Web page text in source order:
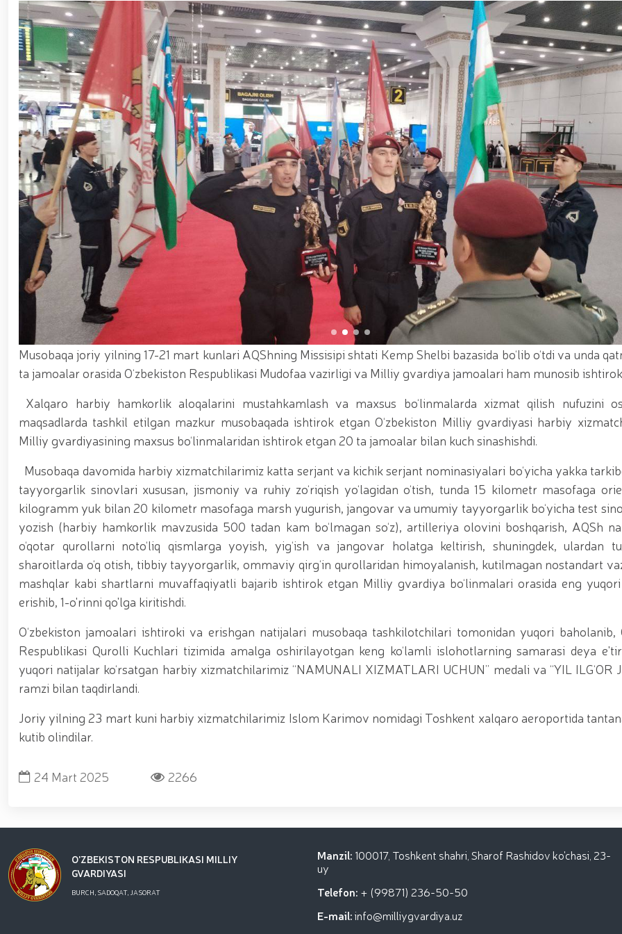
ishchi guruhining yoshlar bilan uchrashuvi tadbirlari doirasida muddatdi harbiy xizmatchilarga
polkovnik B.Tashmatov poytaxtimizdagi manzilli ishlari davomida yoshlar bilan uchrashib, ular bilan
etishga moyil shaxslar yashash manzillarida tezkor tadbirlar o‘tkazildi. // “8-mart – Xalqaro xotin qizlar
yuritib kyelayotgan ayollar uchun tantanali bayram tadbiri tashkil etildi // Moliyaviy shaffoflik va
o‘tkazildi // Ajdodlar merosi – milliy gʻurur va vatanparvarlik manbai // General-polkovnik B.Tashmatov
litseyi faoliyati bilan yaqindan tanishdi. //Milliy gvardiya qo‘mondoni, general-polkovnik B.Tashmatov
// “Harbiy taʼlim tizimida ilm-fan va pedagogik texnologiyalarni rivojlantirish istiqbollari” mavzusida
etildi. //Milliy gvardiya qo‘mondoni general-polkovnik B.Tashmatov ilk manzilli ishlarini Yunusobod
viloyatalarida xavfsiz muhitni yaratish va jamoat xavfsizligini ishonchli taʼminlash boʻyicha manzilli
vazifalar doimiy e’tiborda. // Milliy gvardiya qoʻmondoni general-polkovnik B.Tashmatov Oʻzbekiston
federatsiyasi raisi etib saylandi. // Milliy gvardiya shaxsiy tarkibining jangovar salohiyati, jismoniy va
talablariga mos takomillashtirishga qaratilgan ishlar davom ettirilmoqda. // Tizim fidoyilari hurmat va
oilalar” mavzusida adabiy-badiiy kecha tashkil etildi / / Vatanparvarlik oyligi doirasidagi tadbirlar / /
“Jasorat” filmi premyerasi bo'lib o'tdi / / Qurolli Kuchlarimiz tashkil etilganining 34 yilligi va 14 yanvar –
bayramona tadbir o‘tkazildi / / Milliy gvardiya qo'mondonining O‘zbekiston Respublikasi Qurolli
kuni munosabati bilan bayram tabrigi / / Oʻzbekiston Respublikasi Qurolli Kuchlari tashkil etilganining
munosabati bilan gvardiyachilar xizmat burchini bajarish chogʻida qahramonlarcha halok boʻlgan
devoni hududida bunyod etilgan yodgorlik majmuasi poyiga gul qoʻyishib, ularning xotirasiga hurmat
“O‘zbekiston Respublikasi Qurolli Kuchlari tashkil etilganining 34 yilligi hamda Vatan himoyachilari
muhofaza qilish organlari xodimlaridan bir guruhini mukofotlash to‘g‘risida”gi Farmoni / / Prezident
yig‘ilishini o‘tkazdi / / Prezident Shavkat Mirziyoyev Toshkent shahri Yunusobod tumanida barpo
tanishdi / / Moliya, ilg‘or texnologiyalar, madaniyat va turizmning yirik markaziga aylanib borayotgan
asosida yanada rivojlantiriladi / / Ma'naviy-ma'rifiy seminar-trening o‘tkazildi / / Qoraqalpogʻiston
kiritilgan oʻsimlikni noqonuniy ravishda olib ketayotgan shaxs qo'lga olindi / / Toshkent shahrida
vositalari olib qo‘yildi / / Farg‘ona viloyatida pirotexnika vositalarining noqonuniy muomalasiga chek
markazida navbatdagi tinglovchilar uchun sertifikat topshirish marosimi bo‘lib o‘tdi. // Milliy gvardiya
nufuzli ko‘rgazmasi yuqori saviyada bo'lib o'tdi. // Milliy gvardiya Jamoat xavfsizligi universitetiga
jarayonlari davom etmoqda / / Davlatimiz rahbarining ommaviy sportni yangi bosqichga olib chiqish
belgilab bergan vazifalari yuzasidan, Milliy gvardiya qo‘mondoni R.Djurayev raisligida, kamondan
o‘tkazildi / / Milliy gvardiya Surxondaryo viloyati bo‘yicha boshqarmasi ayol harbiy xizmatchilari
voleybol bo‘yicha o‘tkazilgan musobaqada faxrli birinchi o‘rinni egallashdi / / Oliy Majlis Senatining
universiteti dotsentlari ishtirokidagi ochiq muloqot / / Milliy gvardiya Temurbeklar maktabi
xususiyatlari” mavzusida ko‘rgazmali mashg‘ulot tashkil etildi / / Milliy gvardiya Toshkent
uchuvchisiz uchadigan apparatlarini qo‘llash istiqbollari” mavzusida Respublika ilmiy-amaliy seminari
o‘qilishi vaqtida jamoat tartibi hamda fuqarolar xavfsizligi taʼminlanad / / O‘zbekiston Respublikasi
rag‘batlantirish to‘g‘risida"gi
Musobaqa joriy yilning 17-21 mart kunlari AQShning Missisipi shtati Kemp Shelbi bazasida bo‘lib o‘tdi va unda
ta jamoalar orasida O‘zbekiston Respublikasi Mudofaa vazirligi va Milliy gvardiya jamoalari ham munosib
Xalqaro harbiy hamkorlik aloqalarini mustahkamlash va maxsus bo‘linmalarda xizmat qilish nufuzini
maqsadlarda tashkil etilgan mazkur musobaqada ishtirok etgan O‘zbekiston Milliy gvardiyasi harbiy
Milliy gvardiyasining maxsus bo‘linmalaridan ishtirok etgan 20 ta jamoalar bilan kuch sinashishdi.
Musobaqa davomida harbiy xizmatchilarimiz katta serjant va kichik serjant nominasiyalari bo‘yicha yakka
tayyorgarlik sinovlari xususan, jismoniy va ruhiy zo‘riqish yo‘lagidan o‘tish, tunda 15 kilometr masofaga
kilogramm yuk bilan 20 kilometr masofaga marsh yugurish, jangovar va umumiy tayyorgarlik bo‘yicha test
yozish (harbiy hamkorlik mavzusida 500 tadan kam bo‘lmagan so‘z), artilleriya olovini boshqarish, AQSh
o‘qotar qurollarni noto‘liq qismlarga yoyish, yig‘ish va jangovar holatga keltirish, shuningdek, ulardan
sharoitlarda o‘q otish, tibbiy tayyorgarlik, ommaviy qirg‘in qurollaridan himoyalanish, kutilmagan nostandart
mashqlar kabi shartlarni muvaffaqiyatli bajarib ishtirok etgan Milliy gvardiya bo‘linmalari orasida eng
erishib, 1-o'rinni qo'lga kiritishdi.
O‘zbekiston jamoalari ishtiroki va erishgan natijalari musobaqa tashkilotchilari tomonidan yuqori baholanib,
Respublikasi Qurolli Kuchlari tizimida amalga oshirilayotgan keng ko‘lamli islohotlarning samarasi deya
yuqori natijalar ko‘rsatgan harbiy xizmatchilarimiz “NAMUNALI XIZMATLARI UCHUN” medali va “YIL ILG‘OR
ramzi bilan taqdirlandi.
Joriy yilning 23 mart kuni harbiy xizmatchilarimiz Islom Karimov nomidagi Toshkent xalqaro aeroportida
kutib olindilar.
24 Mart 2025 2266
O'ZBEKISTON RESPUBLIKASI MILLIY
GVARDIYASI
BURCH, SADOQAT, JASORAT
Manzil: 100017, Toshkent shahri, Sharof Rashidov ko'chasi, 23-
uy
Telefon: + (99871) 236-50-50
E-mail:info@milliygvardiya.uz